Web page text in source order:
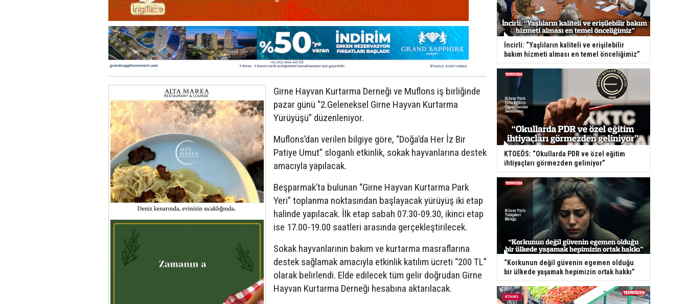
Girne Hayvan Kurtarma Derneği ve Muflons iş birliğinde
pazar günü “2.Geleneksel Girne Hayvan Kurtarma
Yürüyüşü” düzenleniyor.
Muflons’dan verilen bilgiye göre, “Doğa’da Her İz Bir
Patiye Umut” sloganlı etkinlik, sokak hayvanlarına destek
amacıyla yapılacak.
Beşparmak’ta bulunan “Girne Hayvan Kurtarma Park
Yeri” toplanma noktasından başlayacak yürüyüş iki etap
halinde yapılacak. İlk etap sabah 07.30-09.30, ikinci etap
ise 17.00-19.00 saatleri arasında gerçekleştirilecek.
Sokak hayvanlarının bakım ve kurtarma masraflarına
destek sağlamak amacıyla etkinlik katılım ücreti “200 TL”
olarak belirlendi. Elde edilecek tüm gelir doğrudan Girne
Hayvan Kurtarma Derneği hesabına aktarılacak.
İncirli: “Yaşlıların kaliteli ve erişilebilir
bakım hizmeti alması en temel önceliğimiz”
KTOEÖS: “Okullarda PDR ve özel eğitim
ihtiyaçları görmezden geliniyor”
“Korkunun değil güvenin egemen olduğu
bir ülkede yaşamak hepimizin ortak hakkı”